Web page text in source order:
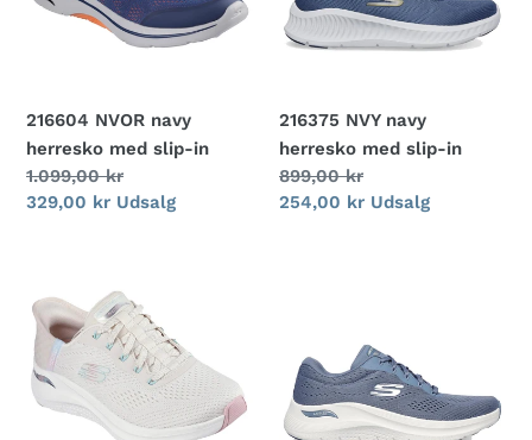
slip-
216604 NVOR navy
herresko med slip-in
Normalpris
1.099,00 kr
Udsalgspris
329,00 kr Udsalg
slip-
in
216375 NVY navy
herresko med slip-in
Normalpris
899,00 kr
Udsalgspris
254,00 kr Udsalg
NTPK
beige
damesko
damesko